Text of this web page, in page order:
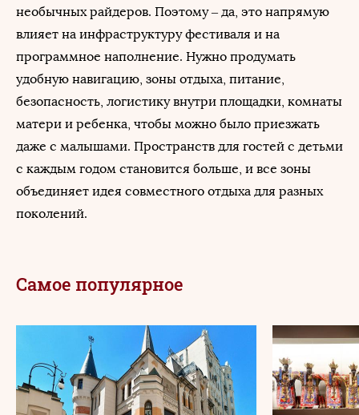
необычных райдеров. Поэтому – да, это напрямую
влияет на инфраструктуру фестиваля и на
программное наполнение. Нужно продумать
удобную навигацию, зоны отдыха, питание,
безопасность, логистику внутри площадки, комнаты
матери и ребенка, чтобы можно было приезжать
даже с малышами. Пространств для гостей с детьми
с каждым годом становится больше, и все зоны
объединяет идея совместного отдыха для разных
поколений.
Самое популярное